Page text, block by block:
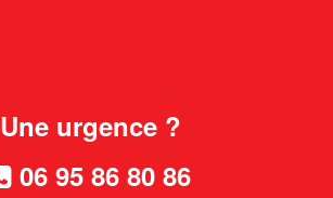
Une urgence ?
06 95 86 80 86